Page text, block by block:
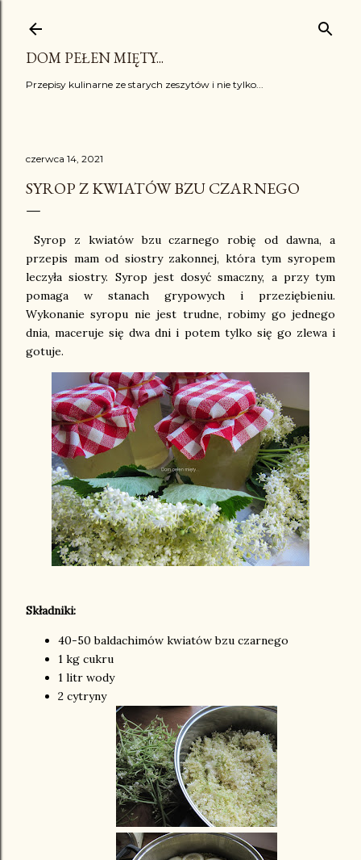
DOM PEŁEN MIĘTY...
Przepisy kulinarne ze starych zeszytów i nie tylko...
czerwca 14, 2021
SYROP Z KWIATÓW BZU CZARNEGO
Syrop z kwiatów bzu czarnego robię od dawna, a
przepis mam od siostry zakonnej, która tym syropem
leczyła siostry. Syrop jest dosyć smaczny, a przy tym
pomaga w stanach grypowych i przeziębieniu.
Wykonanie syropu nie jest trudne, robimy go jednego
dnia, maceruje się dwa dni i potem tylko się go zlewa i
gotuje.
Składniki:
40-50 baldachimów kwiatów bzu czarnego
1 kg cukru
1 litr wody
2 cytryny